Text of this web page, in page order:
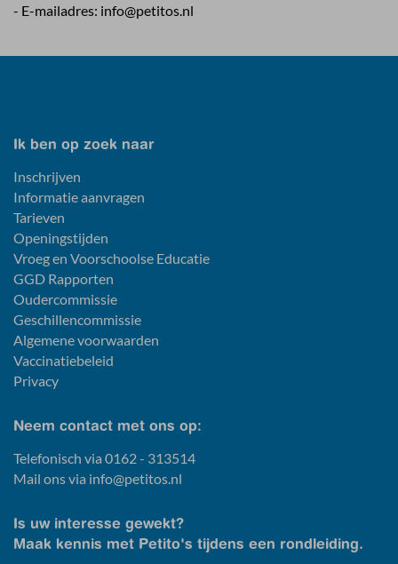
- E-mailadres: info@petitos.nl
Ik ben op zoek naar
Inschrijven
Informatie aanvragen
Tarieven
Openingstijden
Vroeg en Voorschoolse Educatie
GGD Rapporten
Oudercommissie
Geschillencommissie
Algemene voorwaarden
Vaccinatiebeleid
Privacy
Neem contact met ons op:
Telefonisch via 0162 - 313514
Mail ons via info@petitos.nl
Is uw interesse gewekt?
Maak kennis met Petito's tijdens een rondleiding.